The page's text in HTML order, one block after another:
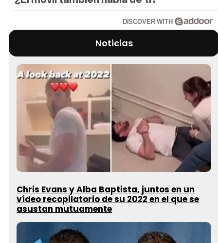
DISCOVER WITH
Noticias
Chris Evans y Alba Baptista, juntos en un
vídeo recopilatorio de su 2022 en el que se
asustan mutuamente